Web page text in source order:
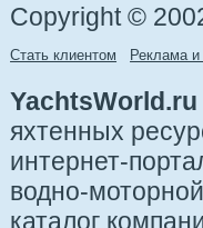
Copyright ©
Стать клиентом Реклама и
YachtsWorld.ru
яхтенных
интернет-
водно-
каталог